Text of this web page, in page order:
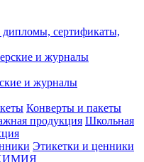
дипломы, сертификаты,
и журналы
Конверты и пакеты
Школьная
Этикетки и ценники